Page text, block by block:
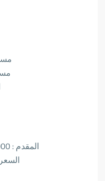
المقدم : 4,400,000 شامل 1 قسط صيانة
السعر